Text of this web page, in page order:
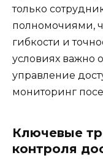
только
полномочиями,
гибкости и
условиях важно
управление
мониторинг
Ключевые
контроля